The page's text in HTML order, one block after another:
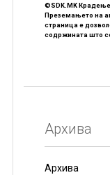
©SDK.MK
Преземањето на
страница е
содржината што
Архива
Архива